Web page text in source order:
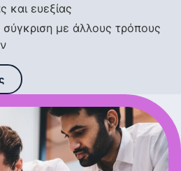
και ευεξίας
με άλλους τρόπους